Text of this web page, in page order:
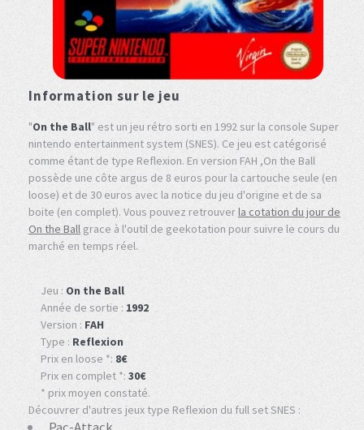
Information sur le jeu
"On the Ball" est un jeu rétro sorti en 1992 sur la console Super
nintendo entertainment system (SNES). Ce jeu est catégorisé
comme étant de type Reflexion. En version FAH ,On the Ball
possède une côte argus de 8 euros pour la cartouche seule (en
loose) et de 30 euros avec la notice du jeu d'origine et de sa
boite (en complet). Vous pouvez retrouverla cotation du jour de
On the Ball grace à l'outil de geekotation pour suivre le cours du
marché en temps réel.
Jeu : On the Ball
Année de sortie : 1992
Version : FAH
Type : Reflexion
Prix en loose *: 8€
Prix en complet *: 30€
* prix moyen constaté.
Découvrer d'autres jeux type Reflexion du full set SNES :
Pac-Attack